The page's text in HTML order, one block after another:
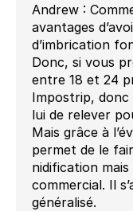
Andrew :
avantages
d’imbrication
Donc, si vous
entre 18 et 24
Impostrip, donc
lui de relever
Mais grâce à
permet de le
nidification
commercial. Il
généralisé.